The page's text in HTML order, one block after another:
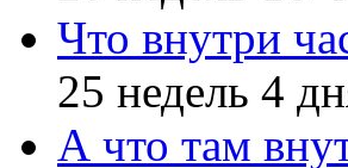
Что внутри
25 недель 4
А что там